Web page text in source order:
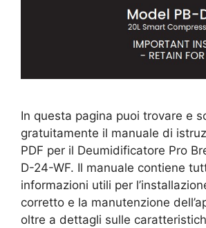
In questa pagina puoi trovare e
gratuitamente il manuale di
PDF per il Deumidificatore Pro
D-24-WF. Il manuale contiene
informazioni utili per
corretto e la manutenzione
oltre a dettagli sulle